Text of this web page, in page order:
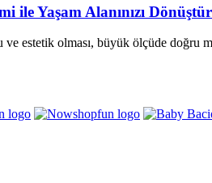
ile Yaşam Alanınızı
ve estetik olması, büyük ölçüde doğru